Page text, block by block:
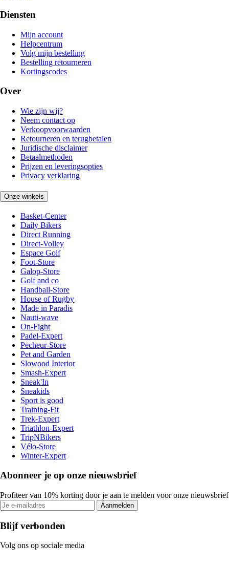
Diensten
Mijn account
Helpcentrum
Volg mijn bestelling
Bestelling retourneren
Kortingscodes
Over
Wie zijn wij?
Neem contact op
Verkoopvoorwaarden
Retourneren en terugbetalen
Juridische disclaimer
Betaalmethoden
Prijzen en leveringsopties
Privacy verklaring
Onze winkels
Basket-Center
Daily Bikers
Direct Running
Direct-Volley
Espace Golf
Foot-Store
Galop-Store
Golf and co
Handball-Store
House of Rugby
Made in Paradis
Nauti-wave
On-Fight
Padel-Expert
Pecheur-Store
Pet and Garden
Slowood Interior
Smash-Expert
Sneak'In
Sneakids
Sport is good
Training-Fit
Trek-Expert
Triathlon-Expert
TripNBikers
Vélo-Store
Winter-Expert
Abonneer je op onze nieuwsbrief
Profiteer van 10% korting door je aan te melden voor onze nieuwsbrief
Aanmelden
Blijf verbonden
Volg ons op sociale media